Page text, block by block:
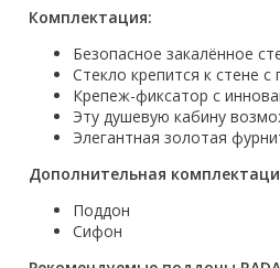
Люки
Дом и сад
Готовые кухни
Акции
Комплектация:
Безопасное закалённое
Стекло крепится к стене
Крепеж-фиксатор с
Эту душевую кабину
Элегантная золотая
Дополнительная
Поддон
Сифон